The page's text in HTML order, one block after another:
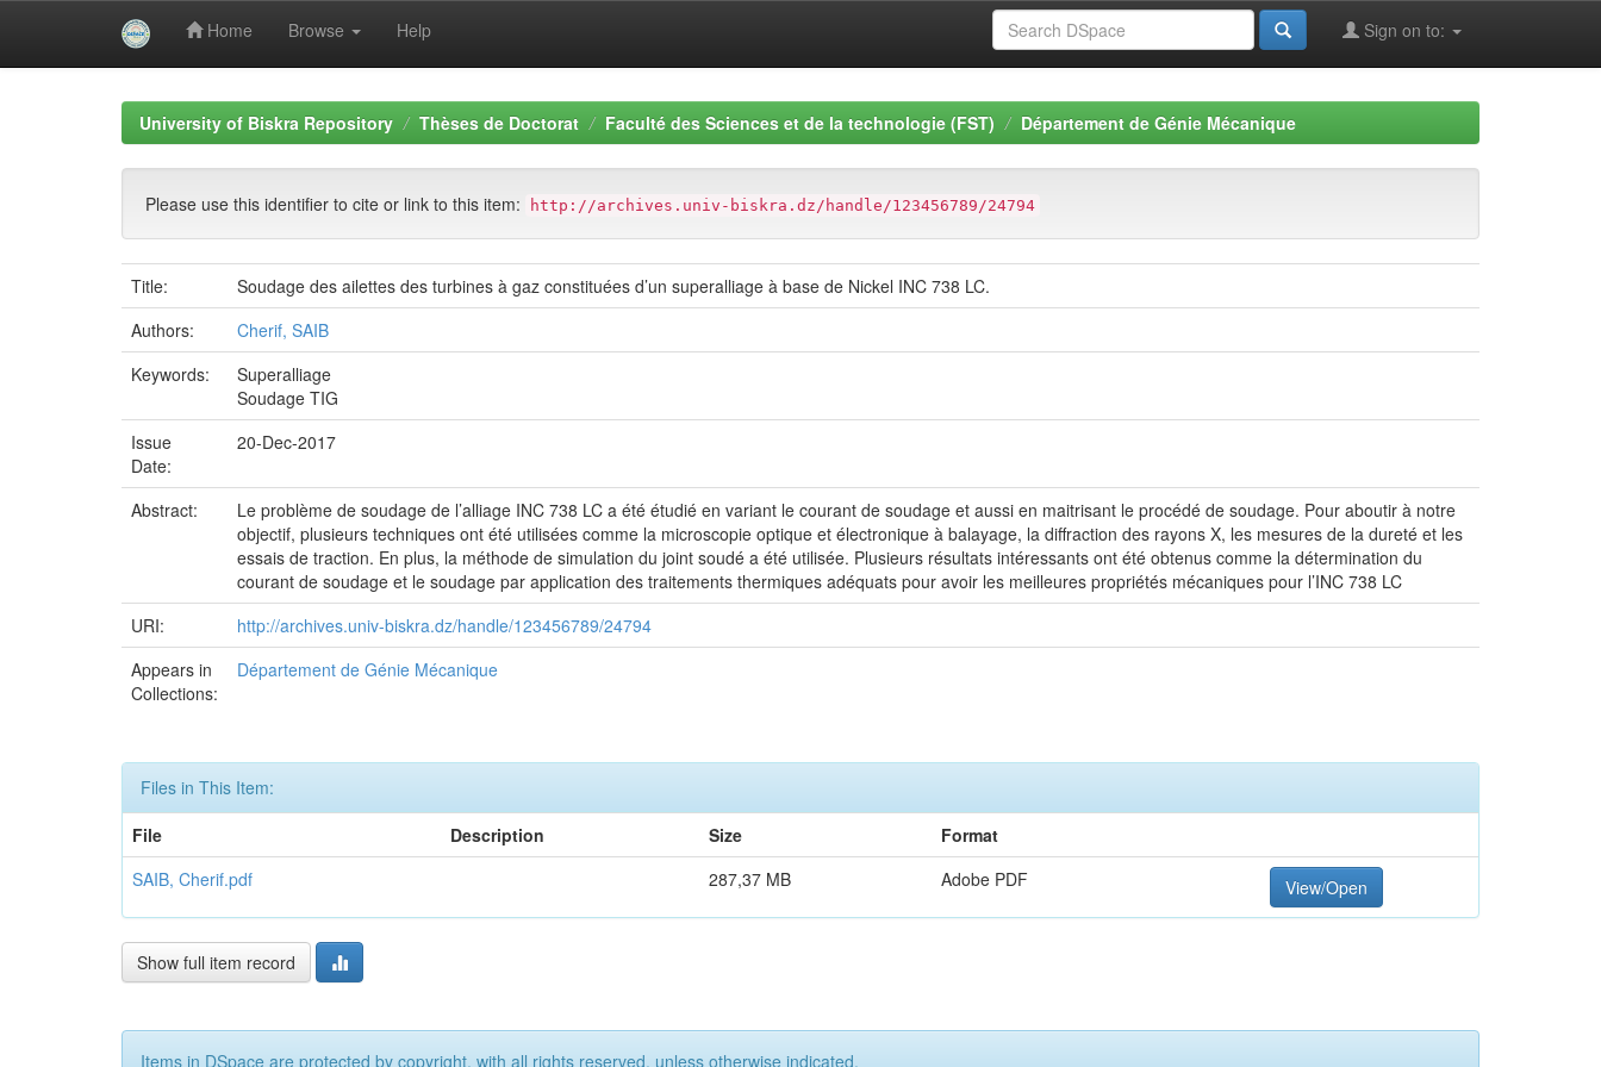
Home Browse Help Sign on to:
University of Biskra Repository Thèses de Doctorat Faculté des Sciences et de la technologie (FST) Département de Génie Mécanique
Please use this identifier to cite or link to this item: http://archives.univ-biskra.dz/handle/123456789/24794
Title:
Soudage des ailettes des turbines à gaz constituées d’un superalliage à base de Nickel INC 738 LC.
Authors:
Cherif, SAIB
Keywords:
Superalliage
Soudage TIG
Issue
Date:
20-Dec-2017
Abstract:
Le problème de soudage de l’alliage INC 738 LC a été étudié en variant le courant de soudage et aussi en maitrisant le procédé de soudage. Pour aboutir à notre
objectif, plusieurs techniques ont été utilisées comme la microscopie optique et électronique à balayage, la diffraction des rayons X, les mesures de la dureté et les
essais de traction. En plus, la méthode de simulation du joint soudé a été utilisée. Plusieurs résultats intéressants ont été obtenus comme la détermination du
courant de soudage et le soudage par application des traitements thermiques adéquats pour avoir les meilleures propriétés mécaniques pour l’INC 738 LC
URI:
http://archives.univ-biskra.dz/handle/123456789/24794
Appears in
Collections:
Département de Génie Mécanique
Files in This Item:
File
Description Size
Format
SAIB, Cherif.pdf
287,37 MB Adobe PDF View/Open
Show full item record
Items in DSpace are protected by copyright, with all rights reserved, unless otherwise indicated.